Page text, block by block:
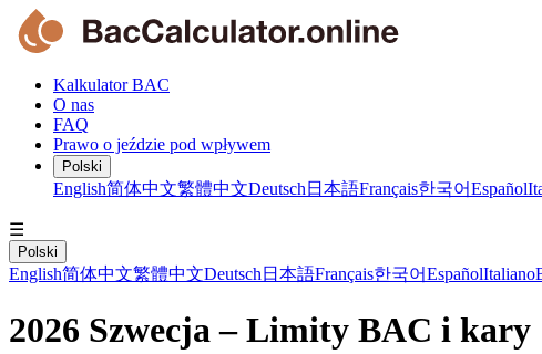
Kalkulator BAC
O nas
FAQ
Prawo o jeździe pod wpływem
Polski
English简体中文繁體中文Deutsch 日本語Français한국어Español
☰
Polski
English简体中文繁體中文Deutsch 日本語Français한국어EspañolItaliano
2026 Szwecja – Limity BAC i kary